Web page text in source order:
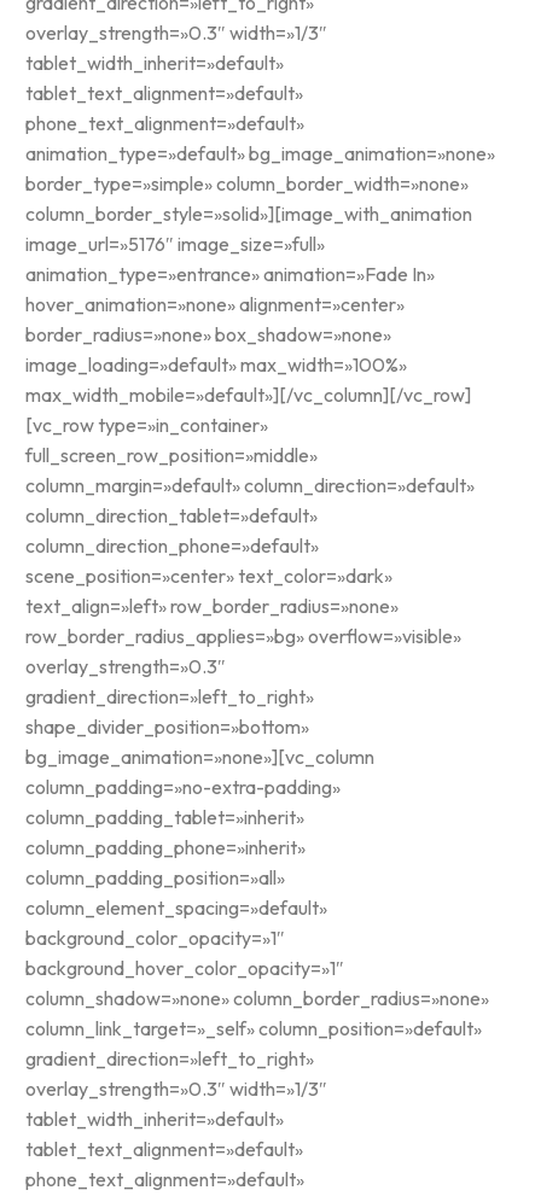
overlay_strength=»0.3″ width=»1/3″
tablet_width_inherit=»default»
tablet_text_alignment=»default»
phone_text_alignment=»default»
animation_type=»default» bg_image_animation=»none»
border_type=»simple» column_border_width=»none»
column_border_style=»solid»][image_with_animation
image_url=»5176″ image_size=»full»
animation_type=»entrance» animation=»Fade In»
hover_animation=»none» alignment=»center»
border_radius=»none» box_shadow=»none»
image_loading=»default» max_width=»100%»
max_width_mobile=»default»][/vc_column][/vc_row]
[vc_row type=»in_container»
full_screen_row_position=»middle»
column_margin=»default» column_direction=»default»
column_direction_tablet=»default»
column_direction_phone=»default»
scene_position=»center» text_color=»dark»
text_align=»left» row_border_radius=»none»
row_border_radius_applies=»bg» overflow=»visible»
overlay_strength=»0.3″
gradient_direction=»left_to_right»
shape_divider_position=»bottom»
bg_image_animation=»none»][vc_column
column_padding=»no-extra-padding»
column_padding_tablet=»inherit»
column_padding_phone=»inherit»
column_padding_position=»all»
column_element_spacing=»default»
background_color_opacity=»1″
background_hover_color_opacity=»1″
column_shadow=»none» column_border_radius=»none»
column_link_target=»_self» column_position=»default»
gradient_direction=»left_to_right»
overlay_strength=»0.3″ width=»1/3″
tablet_width_inherit=»default»
tablet_text_alignment=»default»
phone_text_alignment=»default»